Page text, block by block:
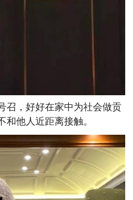
召，好好在家中为社会做贡
和他人近距离接触。